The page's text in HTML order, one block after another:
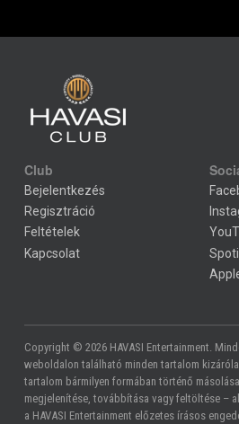
Club
Bejelentkezés
Regisztráció
Feltételek
Kapcsolat
Copyright © 2026 HAVASI Entertainment.
weboldalon található minden tartalom
tartalom bármilyen formában történő
megjelenítése, továbbítása vagy feltöltése –
a HAVASI Entertainment előzetes írásos